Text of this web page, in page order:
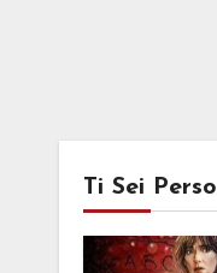
Ti Sei Perso